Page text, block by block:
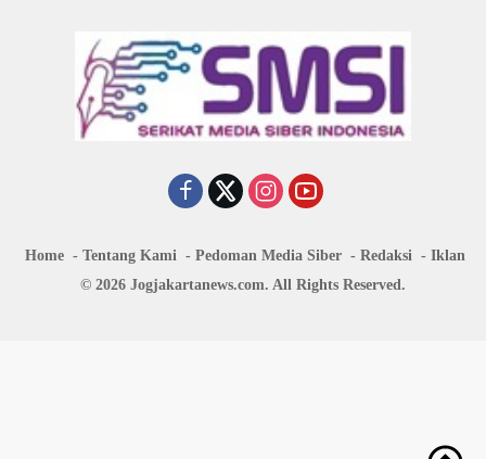
Home Tentang Kami Pedoman Media Siber Redaksi
Iklan
© 2026 Jogjakartanews.com. All Rights Reserved.